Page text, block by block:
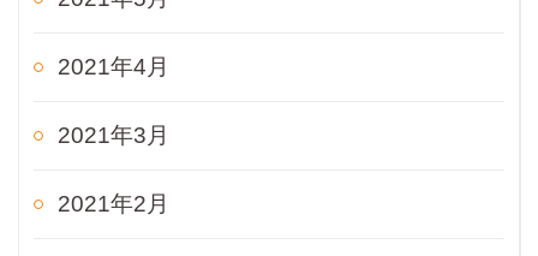
2021年4月
2021年3月
2021年2月